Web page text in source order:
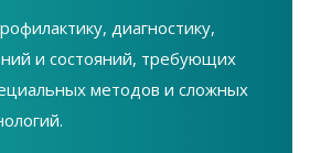
диагностику,
и состояний, требующих
методов и сложных